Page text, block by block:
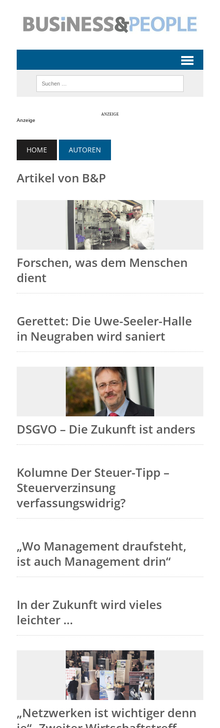
Anzeige
HOME AUTOREN
Artikel von B&P
Forschen, was dem Menschen
dient
Gerettet: Die Uwe-Seeler-Halle
in Neugraben wird saniert
DSGVO – Die Zukunft ist anders
Kolumne Der Steuer-Tipp –
Steuerverzinsung
verfassungswidrig?
„Wo Management draufsteht,
ist auch Management drin“
In der Zukunft wird vieles
leichter …
„Netzwerken ist wichtiger denn